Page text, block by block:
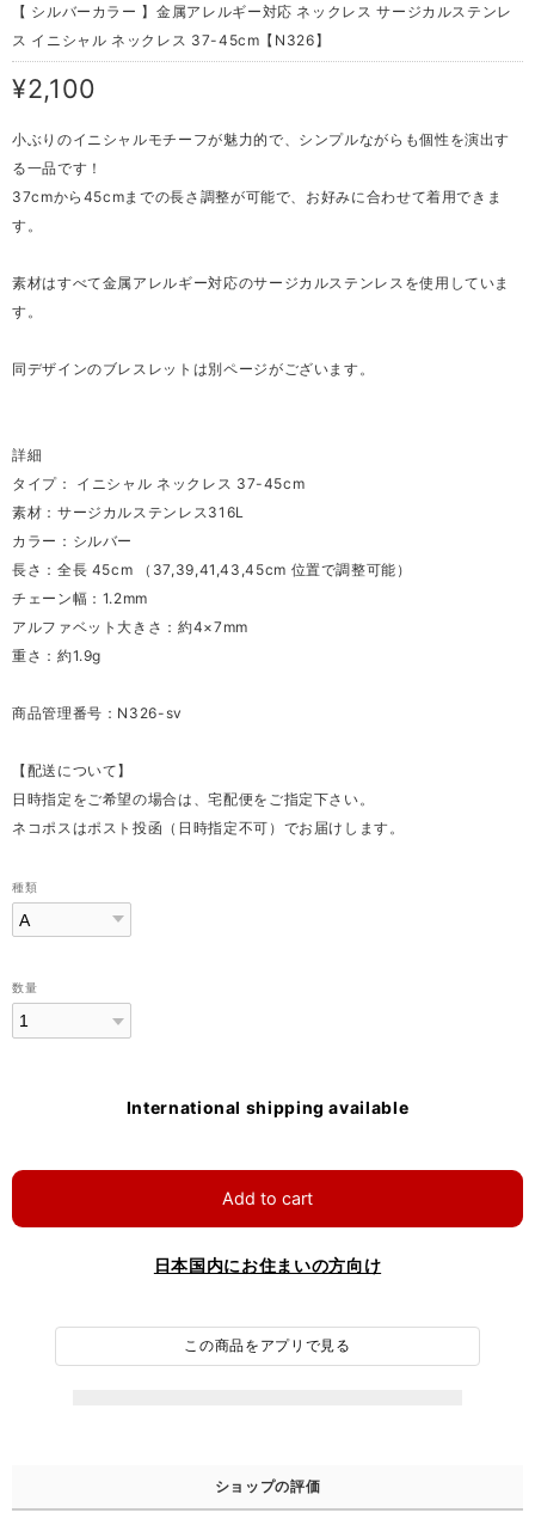
【 シルバーカラー 】金属アレルギー対応 ネックレス サージカルステンレ
ス イニシャル ネックレス 37-45cm【N326】
¥2,100
小ぶりのイニシャルモチーフが魅力的で、シンプルながらも個性を演出す
る一品です！
37cmから45cmまでの長さ調整が可能で、お好みに合わせて着用できま
す。
素材はすべて金属アレルギー対応のサージカルステンレスを使用していま
す。
同デザインのブレスレットは別ページがございます。
詳細
タイプ： イニシャル ネックレス 37-45cm
素材：サージカルステンレス316L
カラー：シルバー
長さ：全長 45cm （37,39,41,43,45cm 位置で調整可能）
チェーン幅：1.2mm
アルファベット大きさ：約4×7mm
重さ：約1.9g
商品管理番号：N326-sv
【配送について】
日時指定をご希望の場合は、宅配便をご指定下さい。
ネコポスはポスト投函（日時指定不可）でお届けします。
種類
数量
International shipping available
Add to cart
日本国内にお住まいの方向け
この商品をアプリで見る
ショップの評価